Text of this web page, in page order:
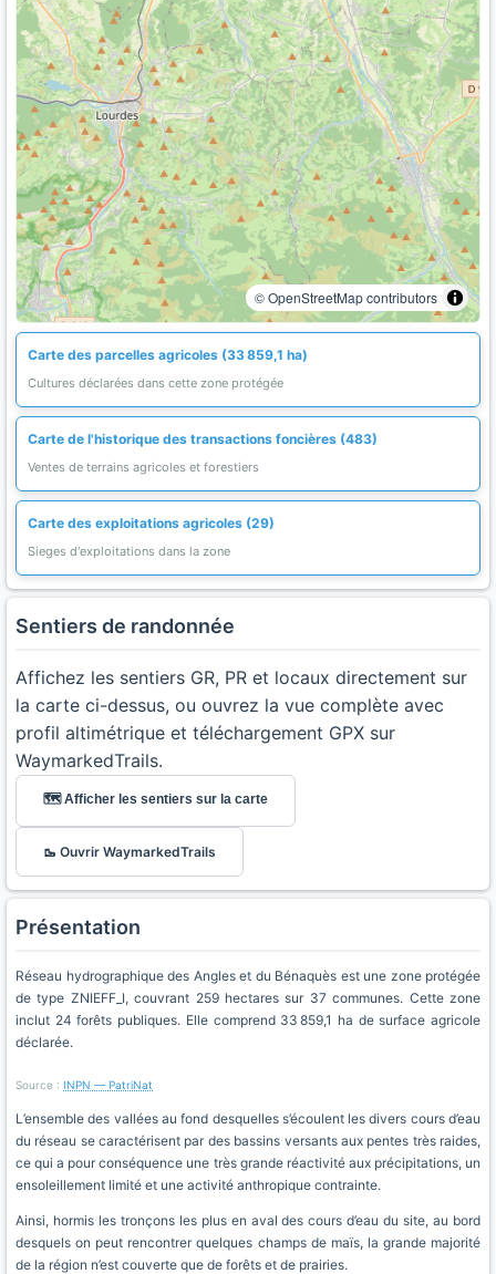
© OpenStreetMap contributors
Carte des parcelles agricoles (33 859,1 ha)
Cultures déclarées dans cette zone protégée
Carte de l'historique des transactions foncières (483)
Ventes de terrains agricoles et forestiers
Carte des exploitations agricoles (29)
Sieges d'exploitations dans la zone
Sentiers de randonnée
Affichez les sentiers GR, PR et locaux directement sur
la carte ci-dessus, ou ouvrez la vue complète avec
profil altimétrique et téléchargement GPX sur
WaymarkedTrails.
🗺️ Afficher les sentiers sur la carte
🥾 Ouvrir WaymarkedTrails
Présentation
Réseau hydrographique des Angles et du Bénaquès est une zone protégée
de type ZNIEFF_I, couvrant 259 hectares sur 37 communes. Cette zone
inclut 24 forêts publiques. Elle comprend 33 859,1 ha de surface agricole
déclarée.
Source : INPN — PatriNat
L’ensemble des vallées au fond desquelles s’écoulent les divers cours d’eau
du réseau se caractérisent par des bassins versants aux pentes très raides,
ce qui a pour conséquence une très grande réactivité aux précipitations, un
ensoleillement limité et une activité anthropique contrainte.
Ainsi, hormis les tronçons les plus en aval des cours d’eau du site, au bord
desquels on peut rencontrer quelques champs de maïs, la grande majorité
de la région n’est couverte que de forêts et de prairies.